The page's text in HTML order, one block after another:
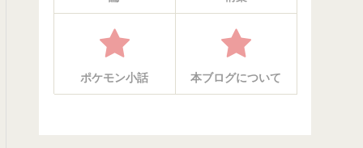
ポケモン小話 本ブログについて